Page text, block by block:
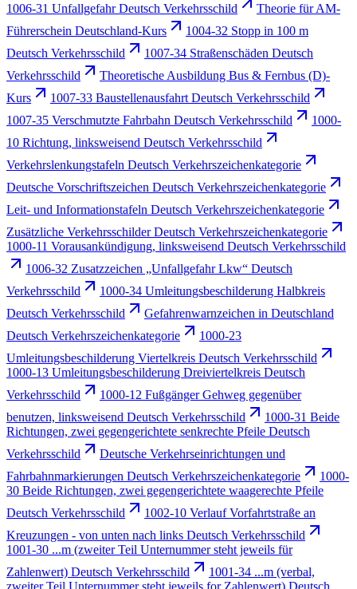
1006-31 Unfallgefahr Deutsch Verkehrsschild
Theorie für AM-
Führerschein Deutschland-Kurs
1004-32 Stopp in 100 m
Deutsch Verkehrsschild
1007-34 Straßenschäden Deutsch
Verkehrsschild
Theoretische Ausbildung Bus & Fernbus (D)-
Kurs
1007-33 Baustellenausfahrt Deutsch Verkehrsschild
1007-35 Verschmutzte Fahrbahn Deutsch Verkehrsschild
1000-
10 Richtung, linksweisend Deutsch Verkehrsschild
Verkehrslenkungstafeln Deutsch Verkehrszeichenkategorie
Deutsche Vorschriftszeichen Deutsch Verkehrszeichenkategorie
Leit- und Informationstafeln Deutsch Verkehrszeichenkategorie
Zusätzliche Verkehrsschilder Deutsch Verkehrszeichenkategorie
1000-11 Vorausankündigung, linksweisend Deutsch Verkehrsschild
1006-32 Zusatzzeichen „Unfallgefahr Lkw“ Deutsch
Verkehrsschild
1000-34 Umleitungsbeschilderung Halbkreis
Deutsch Verkehrsschild
Gefahrenwarnzeichen in Deutschland
Deutsch Verkehrszeichenkategorie
1000-23
Umleitungsbeschilderung Viertelkreis Deutsch Verkehrsschild
1000-13 Umleitungsbeschilderung Dreiviertelkreis Deutsch
Verkehrsschild
1000-12 Fußgänger Gehweg gegenüber
benutzen, linksweisend Deutsch Verkehrsschild
1000-31 Beide
Richtungen, zwei gegengerichtete senkrechte Pfeile Deutsch
Verkehrsschild
Deutsche Verkehrseinrichtungen und
Fahrbahnmarkierungen Deutsch Verkehrszeichenkategorie
1000-
30 Beide Richtungen, zwei gegengerichtete waagerechte Pfeile
Deutsch Verkehrsschild
1002-10 Verlauf Vorfahrtstraße an
Kreuzungen - von unten nach links Deutsch Verkehrsschild
1001-30 ...m (zweiter Teil Unternummer steht jeweils für
Zahlenwert) Deutsch Verkehrsschild
1001-34 ...m (verbal,
zweiter Teil Unternummer steht jeweils for Zahlenwert) Deutsch